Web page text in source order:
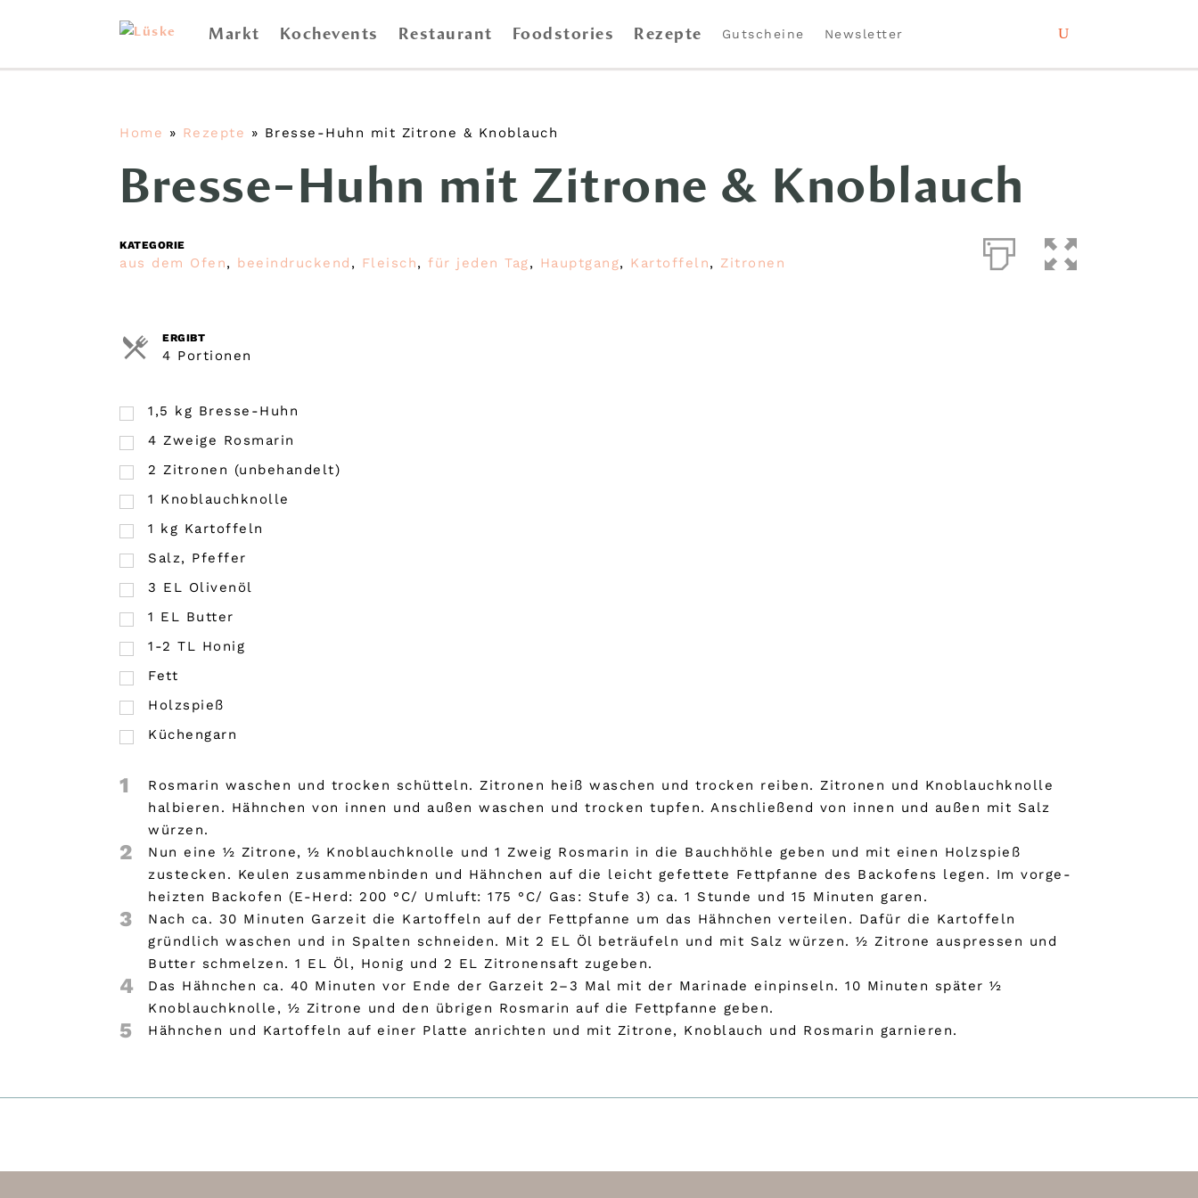
Markt Kochevents Restaurant Foodstories Rezepte Gutscheine Newsletter
Home » Rezepte » Bresse-Huhn mit Zitrone & Knoblauch
Bresse-Huhn mit Zitrone & Knoblauch
KATEGORIE
aus dem Ofen, beeindruckend , Fleisch,für jeden Tag, Hauptgang, Kartoffeln, Zitronen
ERGIBT
4 Portionen
1,5 kg Bresse-Huhn
4 Zweige Rosmarin
2 Zitronen (unbehandelt)
1 Knoblauchknolle
1 kg Kartoffeln
Salz, Pfeffer
3 EL Olivenöl
1 EL Butter
1-2 TL Honig
Fett
Holzspieß
Küchengarn
1
Rosmarin waschen und trocken schütteln. Zitronen heiß waschen und trocken reiben. Zitronen und Knoblauchknolle
halbieren. Hähnchen von innen und außen waschen und trocken tupfen. Anschließend von innen und außen mit Salz
würzen.
2
Nun eine ½ Zitrone, ½ Knoblauchknolle und 1 Zweig Rosmarin in die Bauchhöhle geben und mit einen Holzspieß
zustecken. Keulen zusammenbinden und Hähnchen auf die leicht gefettete Fettpfanne des Backofens legen. Im vorge-
heizten Backofen (E-Herd: 200 °C/ Umluft: 175 °C/ Gas: Stufe 3) ca. 1 Stunde und 15 Minuten garen.
3
Nach ca. 30 Minuten Garzeit die Kartoffeln auf der Fettpfanne um das Hähnchen verteilen. Dafür die Kartoffeln
gründlich waschen und in Spalten schneiden. Mit 2 EL Öl beträufeln und mit Salz würzen. ½ Zitrone auspressen und
Butter schmelzen. 1 EL Öl, Honig und 2 EL Zitronensaft zugeben.
4
Das Hähnchen ca. 40 Minuten vor Ende der Garzeit 2–3 Mal mit der Marinade einpinseln. 10 Minuten später ½
Knoblauchknolle, ½ Zitrone und den übrigen Rosmarin auf die Fettpfanne geben.
5 Hähnchen und Kartoffeln auf einer Platte anrichten und mit Zitrone, Knoblauch und Rosmarin garnieren.